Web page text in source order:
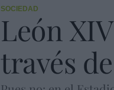
SOCIEDAD
León
través